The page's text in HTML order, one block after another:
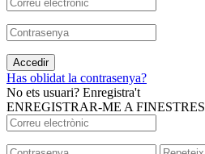
Accedir
Has oblidat la contrasenya?
No ets usuari? Enregistra't
ENREGISTRAR-ME A FINESTRES